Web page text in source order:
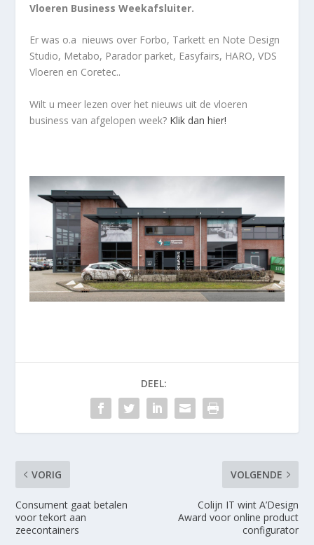
Vloeren Business Weekafsluiter.
Er was o.a nieuws over Forbo, Tarkett en Note Design
Studio, Metabo, Parador parket, Easyfairs, HARO, VDS
Vloeren en Coretec..
Wilt u meer lezen over het nieuws uit de vloeren
business van afgelopen week? Klik dan hier!
DEEL:
VORIG
Consument gaat betalen
voor tekort aan
zeecontainers
VOLGENDE
Colijn IT wint A’Design
Award voor online product
configurator